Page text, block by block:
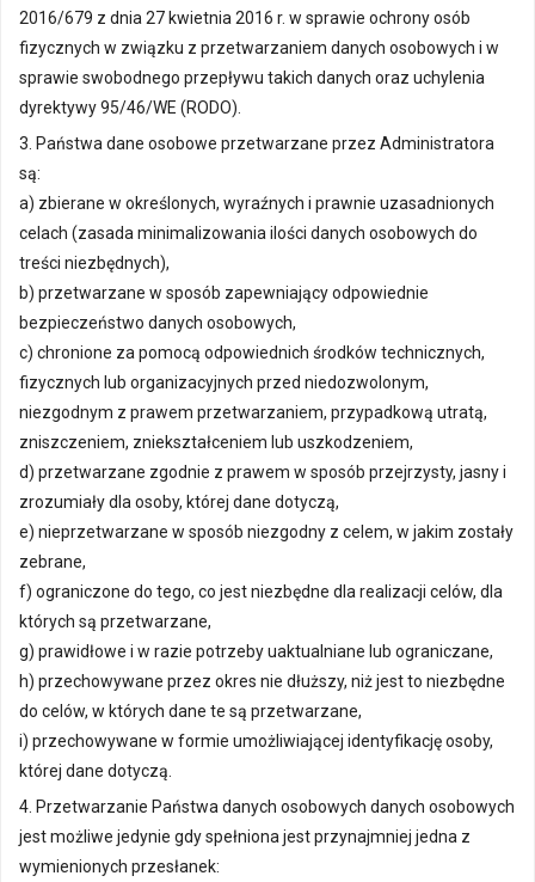
2016/679 z dnia 27 kwietnia 2016 r. w sprawie ochrony osób
fizycznych w związku z przetwarzaniem danych osobowych i w
sprawie swobodnego przepływu takich danych oraz uchylenia
dyrektywy 95/46/WE (RODO).
3. Państwa dane osobowe przetwarzane przez Administratora
są:
a) zbierane w określonych, wyraźnych i prawnie uzasadnionych
celach (zasada minimalizowania ilości danych osobowych do
treści niezbędnych),
b) przetwarzane w sposób zapewniający odpowiednie
bezpieczeństwo danych osobowych,
c) chronione za pomocą odpowiednich środków technicznych,
fizycznych lub organizacyjnych przed niedozwolonym,
niezgodnym z prawem przetwarzaniem, przypadkową utratą,
zniszczeniem, zniekształceniem lub uszkodzeniem,
d) przetwarzane zgodnie z prawem w sposób przejrzysty, jasny i
zrozumiały dla osoby, której dane dotyczą,
e) nieprzetwarzane w sposób niezgodny z celem, w jakim zostały
zebrane,
f) ograniczone do tego, co jest niezbędne dla realizacji celów, dla
których są przetwarzane,
g) prawidłowe i w razie potrzeby uaktualniane lub ograniczane,
h) przechowywane przez okres nie dłuższy, niż jest to niezbędne
do celów, w których dane te są przetwarzane,
i) przechowywane w formie umożliwiającej identyfikację osoby,
której dane dotyczą.
4. Przetwarzanie Państwa danych osobowych danych osobowych
jest możliwe jedynie gdy spełniona jest przynajmniej jedna z
wymienionych przesłanek: